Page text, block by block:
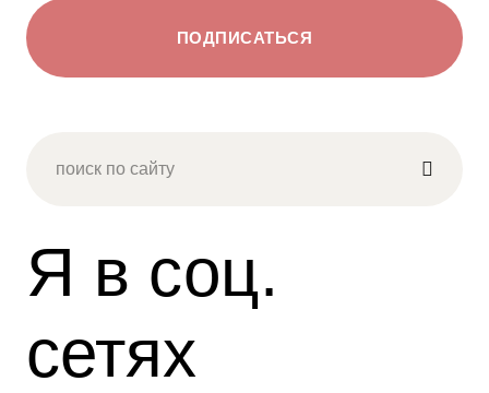
ПОДПИСАТЬСЯ
Я в соц.
сетях